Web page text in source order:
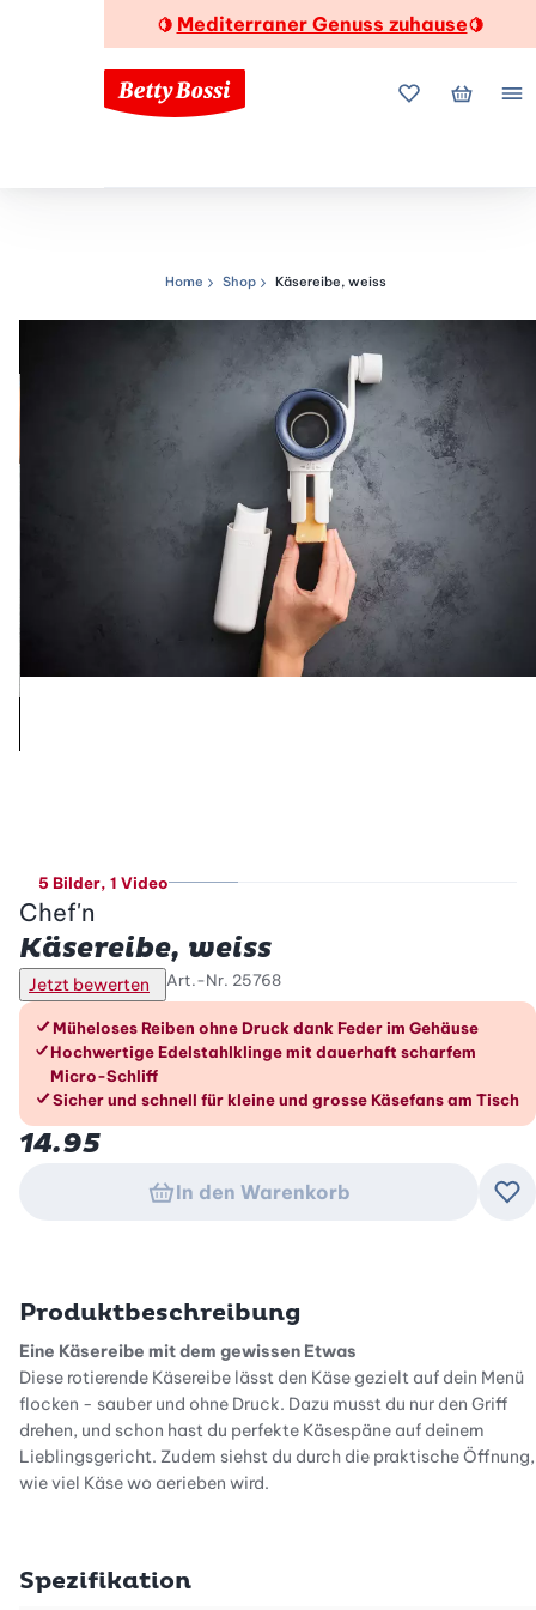
🍋 Mediterraner Genuss zuhause🍋
MeineMein
Navigationspfad
Home Shop Käsereibe, weiss
5 Bilder, 1 Video
Chef'n
Käsereibe, weiss
Jetzt bewerten Art.-Nr. 25768
Die Vorteile im Überblick
Müheloses Reiben ohne Druck dank Feder im Gehäuse
Hochwertige Edelstahlklinge mit dauerhaft scharfem
Micro-Schliff
Sicher und schnell für kleine und grosse Käsefans am Tisch
14.95
In den Warenkorb
Produktbeschreibung
Eine Käsereibe mit dem gewissen Etwas
Diese rotierende Käsereibe lässt den Käse gezielt auf dein Menü
flocken - sauber und ohne Druck. Dazu musst du nur den Griff
drehen, und schon hast du perfekte Käsespäne auf deinem
Lieblingsgericht. Zudem siehst du durch die praktische Öffnung,
wie viel Käse wo gerieben wird.
den Käse ohne Druck reiben kannst. Dank dem speziellen Micro-
Spezifikation